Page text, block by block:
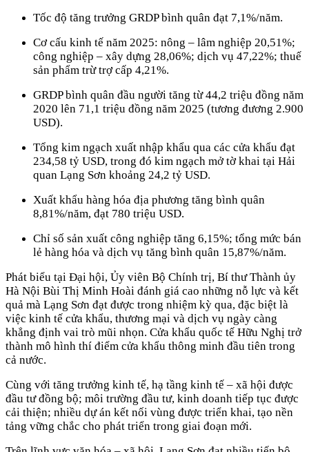
Tốc độ tăng trưởng GRDP bình quân đạt 7,1%/năm.
Cơ cấu kinh tế năm 2025: nông – lâm nghiệp 20,51%;
công nghiệp – xây dựng 28,06%; dịch vụ 47,22%; thuế
sản phẩm trừ trợ cấp 4,21%.
GRDP bình quân đầu người tăng từ 44,2 triệu đồng năm
2020 lên 71,1 triệu đồng năm 2025 (tương đương 2.900
USD).
Tổng kim ngạch xuất nhập khẩu qua các cửa khẩu đạt
234,58 tỷ USD, trong đó kim ngạch mở tờ khai tại Hải
quan Lạng Sơn khoảng 24,2 tỷ USD.
Xuất khẩu hàng hóa địa phương tăng bình quân
8,81%/năm, đạt 780 triệu USD.
Chỉ số sản xuất công nghiệp tăng 6,15%; tổng mức bán
lẻ hàng hóa và dịch vụ tăng bình quân 15,87%/năm.
Phát biểu tại Đại hội, Ủy viên Bộ Chính trị, Bí thư Thành ủy
Hà Nội Bùi Thị Minh Hoài đánh giá cao những nỗ lực và kết
quả mà Lạng Sơn đạt được trong nhiệm kỳ qua, đặc biệt là
việc kinh tế cửa khẩu, thương mại và dịch vụ ngày càng
khẳng định vai trò mũi nhọn. Cửa khẩu quốc tế Hữu Nghị trở
thành mô hình thí điểm cửa khẩu thông minh đầu tiên trong
cả nước.
Cùng với tăng trưởng kinh tế, hạ tầng kinh tế – xã hội được
đầu tư đồng bộ; môi trường đầu tư, kinh doanh tiếp tục được
cải thiện; nhiều dự án kết nối vùng được triển khai, tạo nền
tảng vững chắc cho phát triển trong giai đoạn mới.